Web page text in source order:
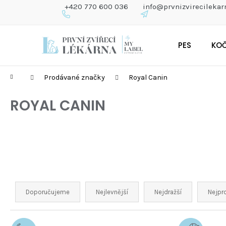
+420 770 600 036
PES
Domů Prodávané značky Royal Canin
ROYAL CANIN
Ř
Z
E
N
Doporučujeme Nejlevnější Nejdražší
obchodu
obchodu